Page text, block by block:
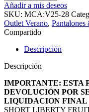
Añadir a mis deseos
SKU: MCA:V25-28
Outlet Verano, Pantalones
Compartido
Descripción
Descripción
IMPORTANTE: ESTA
DEVOLUCIÓN POR
LIQUIDACION FINAL
SHORT LIBERTY